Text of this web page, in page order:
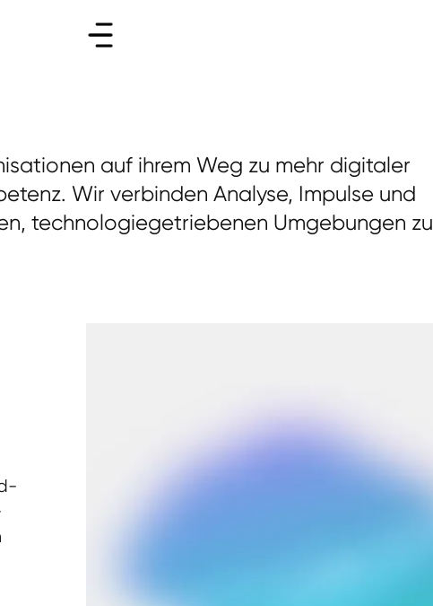
auf ihrem Weg zu mehr digitaler
Wir verbinden Analyse, Impulse und
technologiegetriebenen Umgebungen zu